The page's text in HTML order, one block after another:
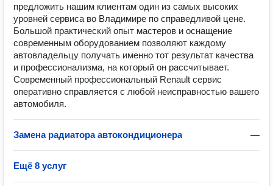
предложить нашим клиентам один из самых высоких
уровней сервиса во Владимире по справедливой цене.
Большой практический опыт мастеров и оснащение
современным оборудованием позволяют каждому
автовладельцу получать именно тот результат качества
и профессионализма, на который он рассчитывает.
Современный профессиональный Renault сервис
оперативно справляется с любой неисправностью вашего
автомобиля.
Замена радиатора автокондиционера —
Ещё 8 услуг